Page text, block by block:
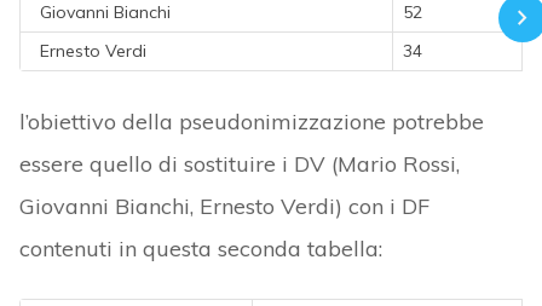
Giovanni Bianchi
52
Ernesto Verdi
34
l’obiettivo della pseudonimizzazione potrebbe
essere quello di sostituire i DV (Mario Rossi,
Giovanni Bianchi, Ernesto Verdi) con i DF
contenuti in questa seconda tabella: